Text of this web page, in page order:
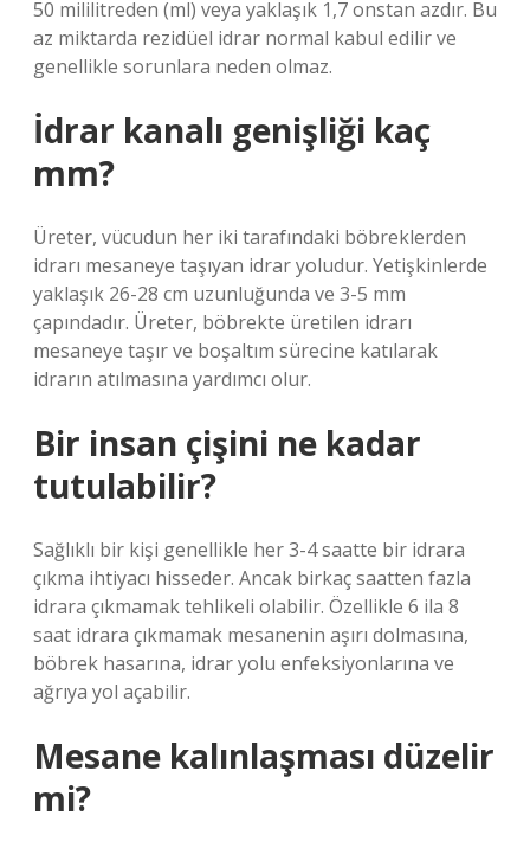
50 mililitreden (ml) veya yaklaşık 1,7 onstan azdır. Bu
az miktarda rezidüel idrar normal kabul edilir ve
genellikle sorunlara neden olmaz.
İdrar kanalı genişliği kaç
mm?
Üreter, vücudun her iki tarafındaki böbreklerden
idrarı mesaneye taşıyan idrar yoludur. Yetişkinlerde
yaklaşık 26-28 cm uzunluğunda ve 3-5 mm
çapındadır. Üreter, böbrekte üretilen idrarı
mesaneye taşır ve boşaltım sürecine katılarak
idrarın atılmasına yardımcı olur.
Bir insan çişini ne kadar
tutulabilir?
Sağlıklı bir kişi genellikle her 3-4 saatte bir idrara
çıkma ihtiyacı hisseder. Ancak birkaç saatten fazla
idrara çıkmamak tehlikeli olabilir. Özellikle 6 ila 8
saat idrara çıkmamak mesanenin aşırı dolmasına,
böbrek hasarına, idrar yolu enfeksiyonlarına ve
ağrıya yol açabilir.
Mesane kalınlaşması düzelir
mi?